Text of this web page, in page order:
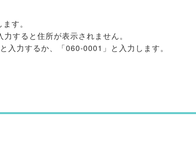
す。
すると住所が表示されません。
力するか、「060-0001」と入力します。